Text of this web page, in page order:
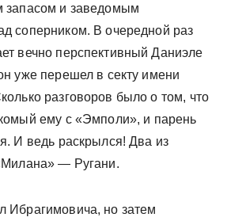
запасом и заведомым
соперником. В очередной раз
вечно перспективный Даниэле
уже перешел в секту имени
разговоров было о том, что
ему с «Эмполи», и парень
И ведь раскрылся! Два из
— Ругани.
Ибрагимовича, но затем